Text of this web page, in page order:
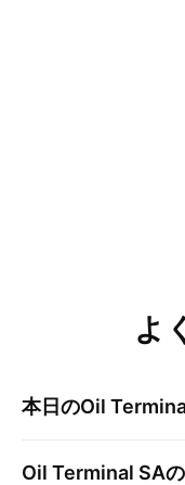
よ
本日のOil
Oil Terminal SA